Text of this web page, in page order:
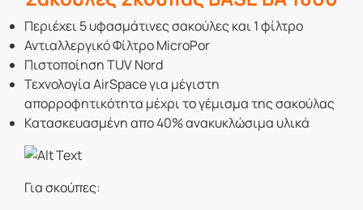
Περιέχει 5 υφασμάτινες σακούλες και 1 φίλτρο
Αντιαλλεργικό Φίλτρο MicroPor
Πιστοποίηση TUV Nord
Τεχνολογία AirSpace για μέγιστη
απορροφητικότητα μέχρι το γέμισμα της σακούλας
Κατασκευασμένη απο 40% ανακυκλώσιμα υλικά
Για σκούπες: